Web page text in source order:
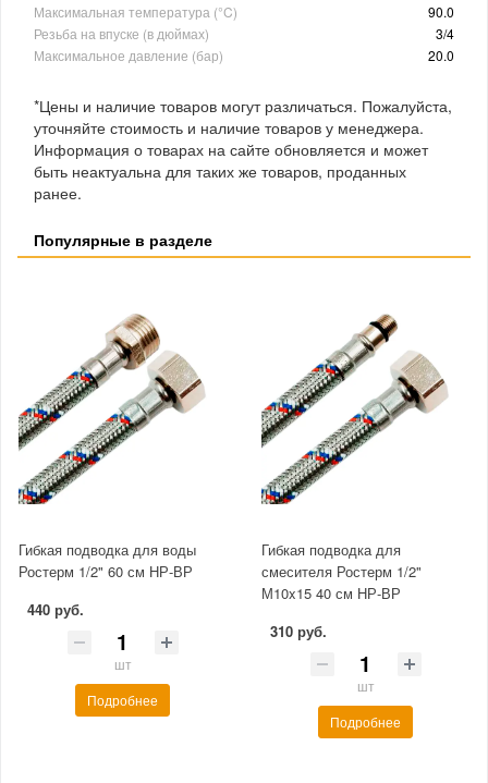
Максимальная температура (°C)
90.0
Резьба на впуске (в дюймах)
3/4
Максимальное давление (бар)
20.0
*Цены и наличие товаров могут различаться. Пожалуйста,
уточняйте стоимость и наличие товаров у менеджера.
Информация о товарах на сайте обновляется и может
быть неактуальна для таких же товаров, проданных
ранее.
Популярные в разделе
Гибкая подводка для воды
Ростерм 1/2" 60 см НР-ВР
440 руб.
шт
Подробнее
Гибкая подводка для
смесителя Ростерм 1/2"
М10x15 40 см НР-ВР
310 руб.
шт
Подробнее